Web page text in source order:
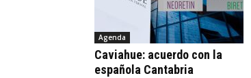
Agenda
Caviahue: acuerdo con la
española Cantabria